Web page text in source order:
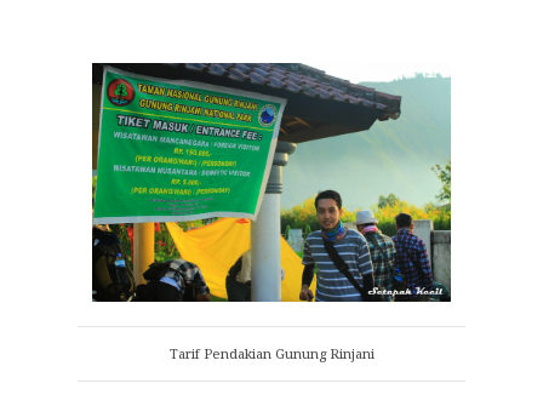
Tarif Pendakian Gunung Rinjani